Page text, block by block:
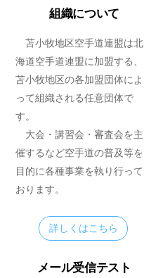
組織について
苫小牧地区空手道連盟は北
海道空手道連盟に加盟する、
苫小牧地区の各加盟団体によ
って組織される任意団体で
す。
大会・講習会・審査会を主
催するなど空手道の普及等を
目的に各種事業を執り行って
おります。
詳しくはこちら
メール受信テスト